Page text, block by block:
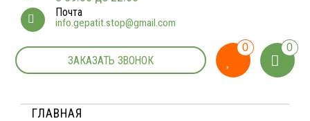
Почта
info.gepatit.stop@gmail.com
ЗАКАЗАТЬ ЗВОНОК
0 0
ГЛАВНАЯ